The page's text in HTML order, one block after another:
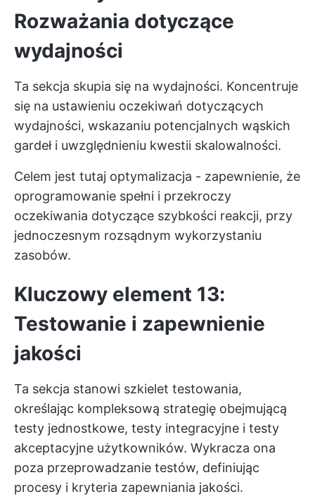
Rozważania dotyczące
wydajności
Ta sekcja skupia się na wydajności. Koncentruje
się na ustawieniu oczekiwań dotyczących
wydajności, wskazaniu potencjalnych wąskich
gardeł i uwzględnieniu kwestii skalowalności.
Celem jest tutaj optymalizacja - zapewnienie, że
oprogramowanie spełni i przekroczy
oczekiwania dotyczące szybkości reakcji, przy
jednoczesnym rozsądnym wykorzystaniu
zasobów.
Kluczowy element 13:
Testowanie i zapewnienie
jakości
Ta sekcja stanowi szkielet testowania,
określając kompleksową strategię obejmującą
testy jednostkowe, testy integracyjne i testy
akceptacyjne użytkowników. Wykracza ona
poza przeprowadzanie testów, definiując
procesy i kryteria zapewniania jakości.